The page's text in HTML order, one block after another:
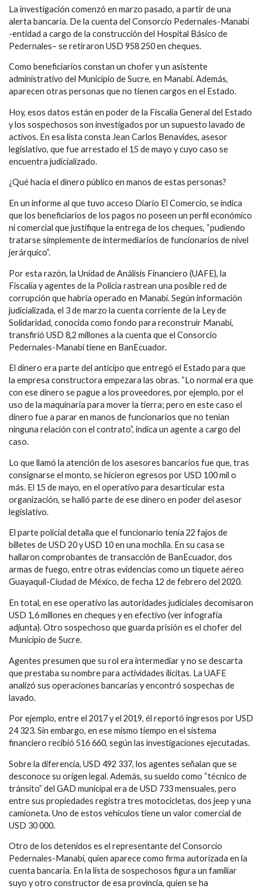
La investigación comenzó en marzo pasado, a partir de una
alerta bancaria. De la cuenta del Consorcio Pedernales-Manabí
-entidad a cargo de la construcción del Hospital Básico de
Pedernales– se retiraron USD 958 250 en cheques.
Como beneficiarios constan un chofer y un asistente
administrativo del Municipio de Sucre, en Manabí. Además,
aparecen otras personas que no tienen cargos en el Estado.
Hoy, esos datos están en poder de la Fiscalía General del Estado
y los sospechosos son investigados por un supuesto lavado de
activos. En esa lista consta Jean Carlos Benavides, asesor
legislativo, que fue arrestado el 15 de mayo y cuyo caso se
encuentra judicializado.
¿Qué hacía el dinero público en manos de estas personas?
En un informe al que tuvo acceso Diario El Comercio, se indica
que los beneficiarios de los pagos no poseen un perfil económico
ni comercial que justifique la entrega de los cheques, “pudiendo
tratarse simplemente de intermediarios de funcionarios de nivel
jerárquico”.
Por esta razón, la Unidad de Análisis Financiero (UAFE), la
Fiscalía y agentes de la Policía rastrean una posible red de
corrupción que habría operado en Manabí. Según información
judicializada, el 3 de marzo la cuenta corriente de la Ley de
Solidaridad, conocida como fondo para reconstruir Manabí,
transfirió USD 8,2 millones a la cuenta que el Consorcio
Pedernales-Manabí tiene en BanEcuador.
El dinero era parte del anticipo que entregó el Estado para que
la empresa constructora empezara las obras. “Lo normal era que
con ese dinero se pague a los proveedores, por ejemplo, por el
uso de la maquinaria para mover la tierra; pero en este caso el
dinero fue a parar en manos de funcionarios que no tenían
ninguna relación con el contrato”, indica un agente a cargo del
caso.
Lo que llamó la atención de los asesores bancarios fue que, tras
consignarse el monto, se hicieron egresos por USD 100 mil o
más. El 15 de mayo, en el operativo para desarticular esta
organización, se halló parte de ese dinero en poder del asesor
legislativo.
El parte policial detalla que el funcionario tenía 22 fajos de
billetes de USD 20 y USD 10 en una mochila. En su casa se
hallaron comprobantes de transacción de BanEcuador, dos
armas de fuego, entre otras evidencias como un tiquete aéreo
Guayaquil-Ciudad de México, de fecha 12 de febrero del 2020.
En total, en ese operativo las autoridades judiciales decomisaron
USD 1,6 millones en cheques y en efectivo (ver infografía
adjunta). Otro sospechoso que guarda prisión es el chofer del
Municipio de Sucre.
Agentes presumen que su rol era intermediar y no se descarta
que prestaba su nombre para actividades ilícitas. La UAFE
analizó sus operaciones bancarias y encontró sospechas de
lavado.
Por ejemplo, entre el 2017 y el 2019, él reportó ingresos por USD
24 323. Sin embargo, en ese mismo tiempo en el sistema
financiero recibió 516 660, según las investigaciones ejecutadas.
Sobre la diferencia, USD 492 337, los agentes señalan que se
desconoce su origen legal. Además, su sueldo como “técnico de
tránsito” del GAD municipal era de USD 733 mensuales, pero
entre sus propiedades registra tres motocicletas, dos jeep y una
camioneta. Uno de estos vehículos tiene un valor comercial de
USD 30 000.
Otro de los detenidos es el representante del Consorcio
Pedernales-Manabí, quien aparece como firma autorizada en la
cuenta bancaria. En la lista de sospechosos figura un familiar
suyo y otro constructor de esa provincia, quien se ha